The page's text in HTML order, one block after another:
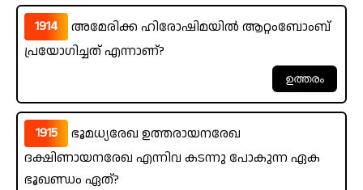
1914
അമേരിക്ക ഹിരോഷിമയിൽ ആറ്റംബോംബ്
പ്രയോഗിച്ചത് എന്നാണ്?
1915
ഭൂമധ്യരേഖ ഉത്തരായനരേഖ
ദക്ഷിണായനരേഖ എന്നിവ കടന്നു പോകുന്ന ഏക
ഭൂഖണ്ഡം ഏത്?